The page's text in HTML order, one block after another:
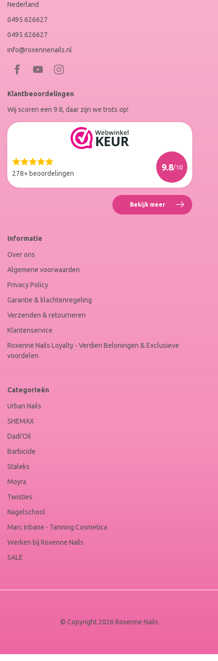
Nederland
0495 626627
0495 626627
info@roxennenails.nl
Bezoek
Facebook
op
Instagram
Klantbeoordelingen
Wij scoren een 9.8, daar zijn we trots op!
278+ beoordelingen
9.8/10
Web
Winkel
Bekijk meer Reviews
Roxenne
Informatie
Over ons
Algemene voorwaarden
Privacy Policy
Garantie & klachtenregeling
Verzenden & retourneren
Klantenservice
Roxenne Nails Loyalty - Verdien Beloningen & Exclusieve
voordelen
Categorieën
Urban Nails
SHEMAX
Dadi'Oil
Barbicide
Staleks
Moyra
Twisties
Nagelschool
Marc Inbane - Tanning Cosmetica
Werken bij Roxenne Nails
SALE
© Copyright 2026 Roxenne Nails